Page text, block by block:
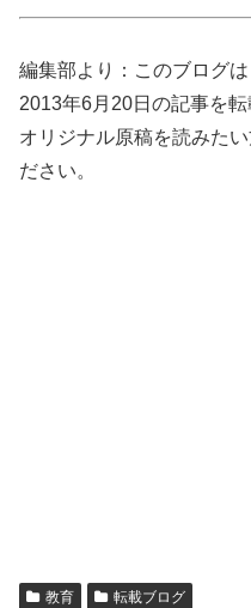
編集部より：このブログ
2013年6月20日の記事を転
オリジナル原稿を読みた
ださい。
教育 転載ブログ